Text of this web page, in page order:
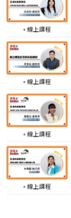
線上課程
線上課程
線上課程
線上課程